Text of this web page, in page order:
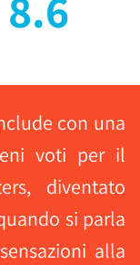
con una
voti per il
diventato
si parla
alla